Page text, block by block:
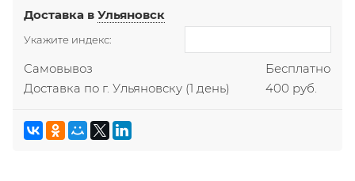
Доставка вУльяновск
Укажите индекс:
Самовывоз
Бесплатно
Доставка по г. Ульяновску (1 день) 400 руб.